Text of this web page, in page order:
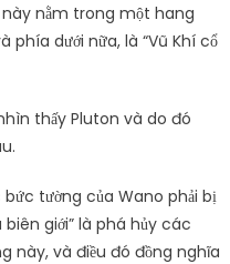
này nằm trong một hang
phía dưới nữa, là “Vũ Khí cổ
thấy Pluton và do đó
bức tường của Wano phải bị
giới” là phá hủy các
này, và điều đó đồng nghĩa